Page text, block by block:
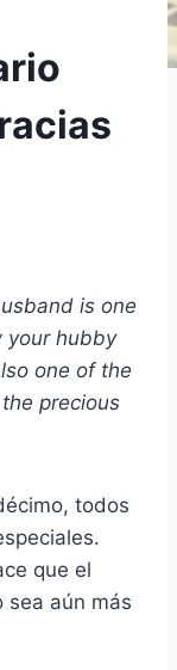
is one
your hubby
one of the
precious
todos
que el
sea aún más